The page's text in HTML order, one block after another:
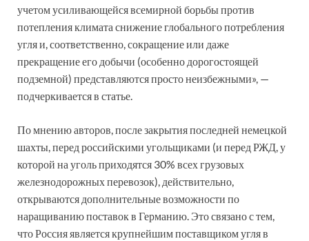
учетом усиливающейся всемирной борьбы против
потепления климата снижение глобального потребления
угля и, соответственно, сокращение или даже
прекращение его добычи (особенно дорогостоящей
подземной) представляются просто неизбежными», —
подчеркивается в статье.
По мнению авторов, после закрытия последней немецкой
шахты, перед российскими угольщиками (и перед РЖД, у
которой на уголь приходятся 30% всех грузовых
железнодорожных перевозок), действительно,
открываются дополнительные возможности по
наращиванию поставок в Германию. Это связано с тем,
что Россия является крупнейшим поставщиком угля в